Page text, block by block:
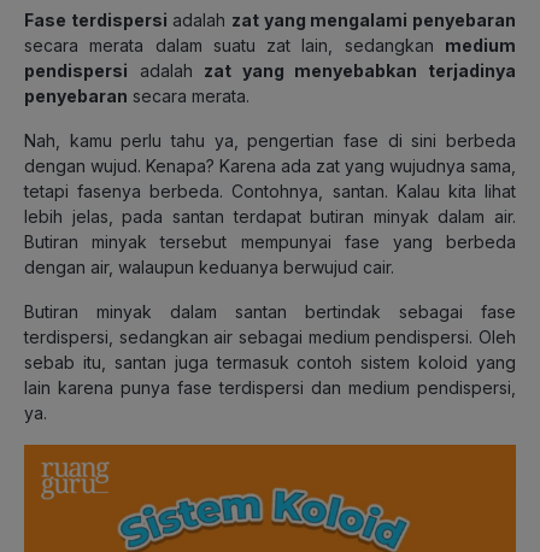
Fase terdispersi adalah zat yang mengalami penyebaran
secara merata dalam suatu zat lain, sedangkan medium
pendispersi adalah zat yang menyebabkan terjadinya
penyebaran secara merata.
Nah, kamu perlu tahu ya, pengertian fase di sini berbeda
dengan wujud. Kenapa? Karena ada zat yang wujudnya sama,
tetapi fasenya berbeda. Contohnya, santan. Kalau kita lihat
lebih jelas, pada santan terdapat butiran minyak dalam air.
Butiran minyak tersebut mempunyai fase yang berbeda
dengan air, walaupun keduanya berwujud cair.
Butiran minyak dalam santan bertindak sebagai fase
terdispersi, sedangkan air sebagai medium pendispersi. Oleh
sebab itu, santan juga termasuk contoh sistem koloid yang
lain karena punya fase terdispersi dan medium pendispersi,
ya.